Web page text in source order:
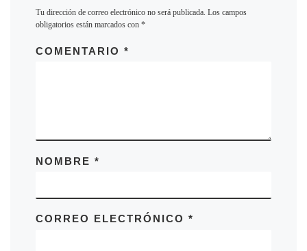
Tu dirección de correo electrónico no será publicada. Los campos
obligatorios están marcados con *
COMENTARIO *
NOMBRE *
CORREO ELECTRÓNICO *